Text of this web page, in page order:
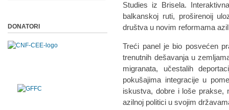
Studies iz Brisela.
balkanskoj ruti, proširenoij
društva u novim reformama
Treći panel je bio posvećen
trenutnih dešavanja u
migranata, učestalih
pokušajima integracije u
iskustva, dobre i loše prakse,
azilnoj politici u svojim
DONATORI